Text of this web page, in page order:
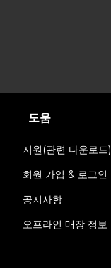
도움
지원(관련 다운로드)
회원 가입 & 로그인
공지사항
오프라인 매장 정보